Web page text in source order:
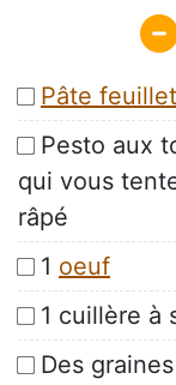
Pâte
Pesto aux
qui vous
râpé
1 oeuf
1 cuillère à
Des